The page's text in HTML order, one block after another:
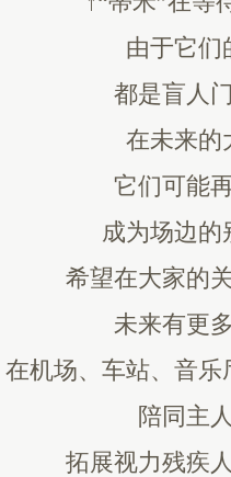
由于它们
都是盲人
在未来的
它们可能
成为场边的
希望在大家的
未来有更
在机场、车站、音
陪同主
拓展视力残疾